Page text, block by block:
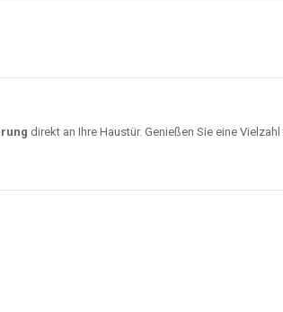
direkt an Ihre Haustür. Genießen Sie eine Vielzahl